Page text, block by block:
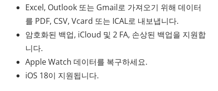
Excel, Outlook 또는 Gmail로 가져오기 위해 데이터
를 PDF, CSV, Vcard 또는 ICAL로 내보냅니다.
암호화된 백업, iCloud 및 2 FA, 손상된 백업을 지원합
니다.
Apple Watch 데이터를 복구하세요.
iOS 18이 지원됩니다.